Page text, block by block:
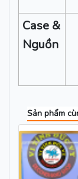
Case &
Nguồn
Sản phẩm